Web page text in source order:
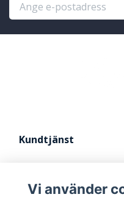
Kundtjänst
Vi använder